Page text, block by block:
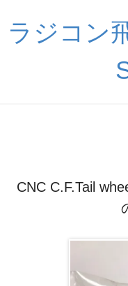
ラジコン
CNC C.F.Tail